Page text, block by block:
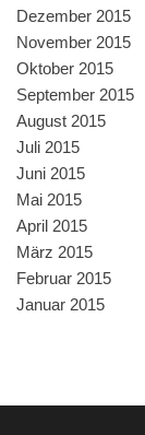
Dezember 2015
November 2015
Oktober 2015
September 2015
August 2015
Juli 2015
Juni 2015
Mai 2015
April 2015
März 2015
Februar 2015
Januar 2015